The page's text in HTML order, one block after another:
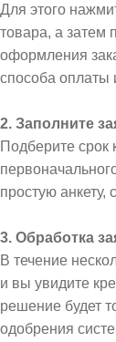
Для этого
товара, а затем
оформления
способа оплаты
2. Заполните
Подберите
простую анкету,
3. Обработка
В течение
и вы увидите
решение будет
одобрения